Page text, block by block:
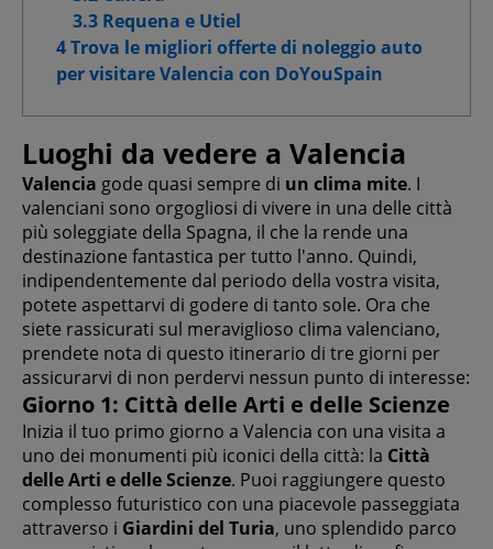
3.3 Requena e Utiel
4 Trova le migliori offerte di noleggio auto
per visitare Valencia con DoYouSpain
Luoghi da vedere a Valencia
Valencia gode quasi sempre di un clima mite. I
valenciani sono orgogliosi di vivere in una delle città
più soleggiate della Spagna, il che la rende una
destinazione fantastica per tutto l'anno. Quindi,
indipendentemente dal periodo della vostra visita,
potete aspettarvi di godere di tanto sole. Ora che
siete rassicurati sul meraviglioso clima valenciano,
prendete nota di questo itinerario di tre giorni per
assicurarvi di non perdervi nessun punto di interesse:
Giorno 1: Città delle Arti e delle Scienze
Inizia il tuo primo giorno a Valencia con una visita a
uno dei monumenti più iconici della città: la Città
delle Arti e delle Scienze. Puoi raggiungere questo
complesso futuristico con una piacevole passeggiata
attraverso i Giardini del Turia, uno splendido parco
Cookie pubblicitari avanzati
Consenti tutti